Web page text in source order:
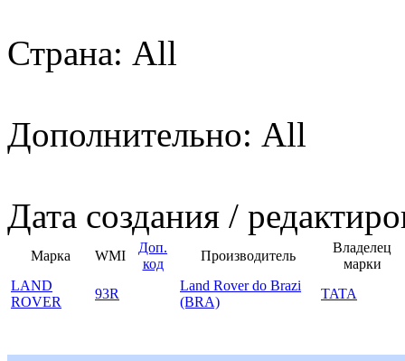
Страна: All
Дополнительно: All
Дата создания /
Марка WMI
Доп.
код
Производитель
Владелец
марки
LAND
ROVER
93R
Land Rover do Brazi
(BRA)
TATA